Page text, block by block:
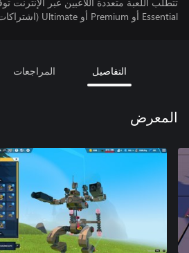
Essential أو Premium أو Ultimate (اشتراكات تُباع بشكل منفصل).
التفاصيل المراجعات
المعرض